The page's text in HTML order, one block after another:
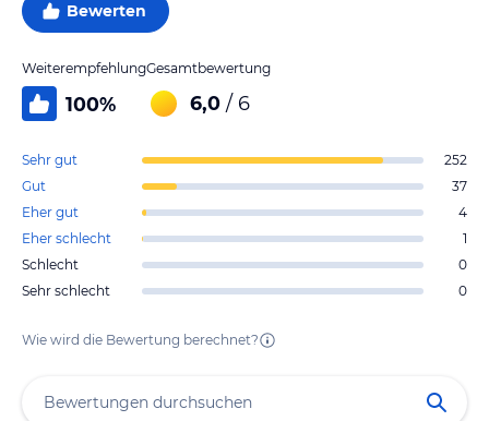
Bewerten
Weiterempfehlung
100%
Gesamtbewertung
6,0 / 6
Sehr gut
252
Gut
37
Eher gut
4
Eher schlecht
1
Schlecht
0
Sehr schlecht
0
Wie wird die Bewertung berechnet?